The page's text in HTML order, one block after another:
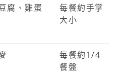
腐、雞蛋
每餐約手掌
大小
每餐約1/4
餐盤